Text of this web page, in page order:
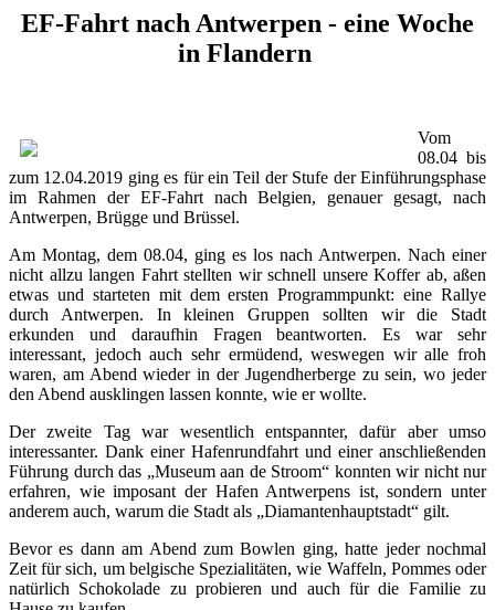
EF-Fahrt nach Antwerpen - eine Woche
in Flandern
Vom
08.04 bis
zum 12.04.2019 ging es für ein Teil der Stufe der Einführungsphase
im Rahmen der EF-Fahrt nach Belgien, genauer gesagt, nach
Antwerpen, Brügge und Brüssel.
Am Montag, dem 08.04, ging es los nach Antwerpen. Nach einer
nicht allzu langen Fahrt stellten wir schnell unsere Koffer ab, aßen
etwas und starteten mit dem ersten Programmpunkt: eine Rallye
durch Antwerpen. In kleinen Gruppen sollten wir die Stadt
erkunden und daraufhin Fragen beantworten. Es war sehr
interessant, jedoch auch sehr ermüdend, weswegen wir alle froh
waren, am Abend wieder in der Jugendherberge zu sein, wo jeder
den Abend ausklingen lassen konnte, wie er wollte.
Der zweite Tag war wesentlich entspannter, dafür aber umso
interessanter. Dank einer Hafenrundfahrt und einer anschließenden
Führung durch das „Museum aan de Stroom“ konnten wir nicht nur
erfahren, wie imposant der Hafen Antwerpens ist, sondern unter
anderem auch, warum die Stadt als „Diamantenhauptstadt“ gilt.
Bevor es dann am Abend zum Bowlen ging, hatte jeder nochmal
Zeit für sich, um belgische Spezialitäten, wie Waffeln, Pommes oder
natürlich Schokolade zu probieren und auch für die Familie zu